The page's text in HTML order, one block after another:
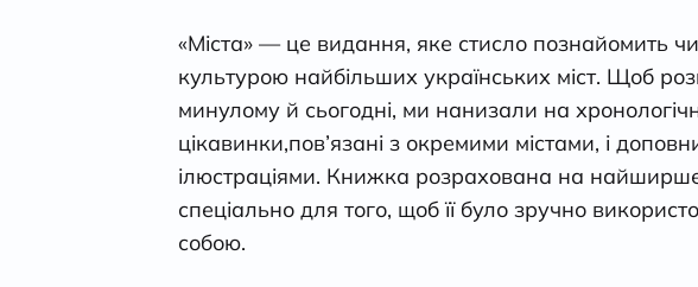
«Міста» — це видання, яке стисло познайомить
культурою найбільших українських міст. Щоб
минулому й сьогодні, ми нанизали на
цікавинки,пов’язані з окремими містами, і
ілюстраціями. Книжка розрахована на найширше
спеціально для того, щоб її було зручно
собою.